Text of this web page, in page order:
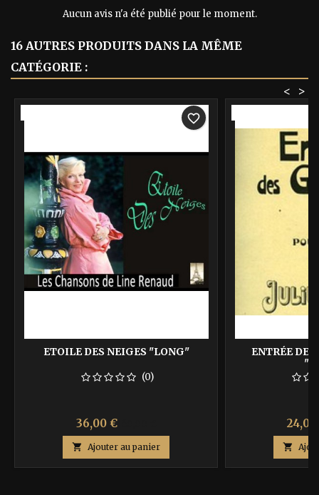
Aucun avis n'a été publié pour le moment.
16 AUTRES PRODUITS DANS LA MÊME
CATÉGORIE :
>
<
ETOILE DES NEIGES "LONG"
(0)
Prix
36,00 €
base
 Ajouter au panier
favorite_border
ENTRÉE
Prix
